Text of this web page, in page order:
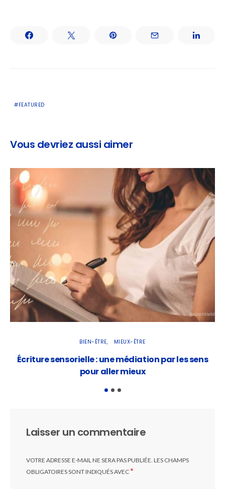
FEATURED
Vous devriez aussi aimer
BIEN-ÊTRE MIEUX-ÊTRE
Écriture sensorielle : une médiation par les sens
pour aller mieux
Laisser un commentaire
VOTRE ADRESSE E-MAIL NE SERA PAS PUBLIÉE. LES CHAMPS
OBLIGATOIRES SONT INDIQUÉS AVEC*